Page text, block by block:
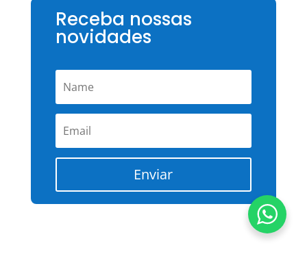
Receba nossas
novidades
Enviar